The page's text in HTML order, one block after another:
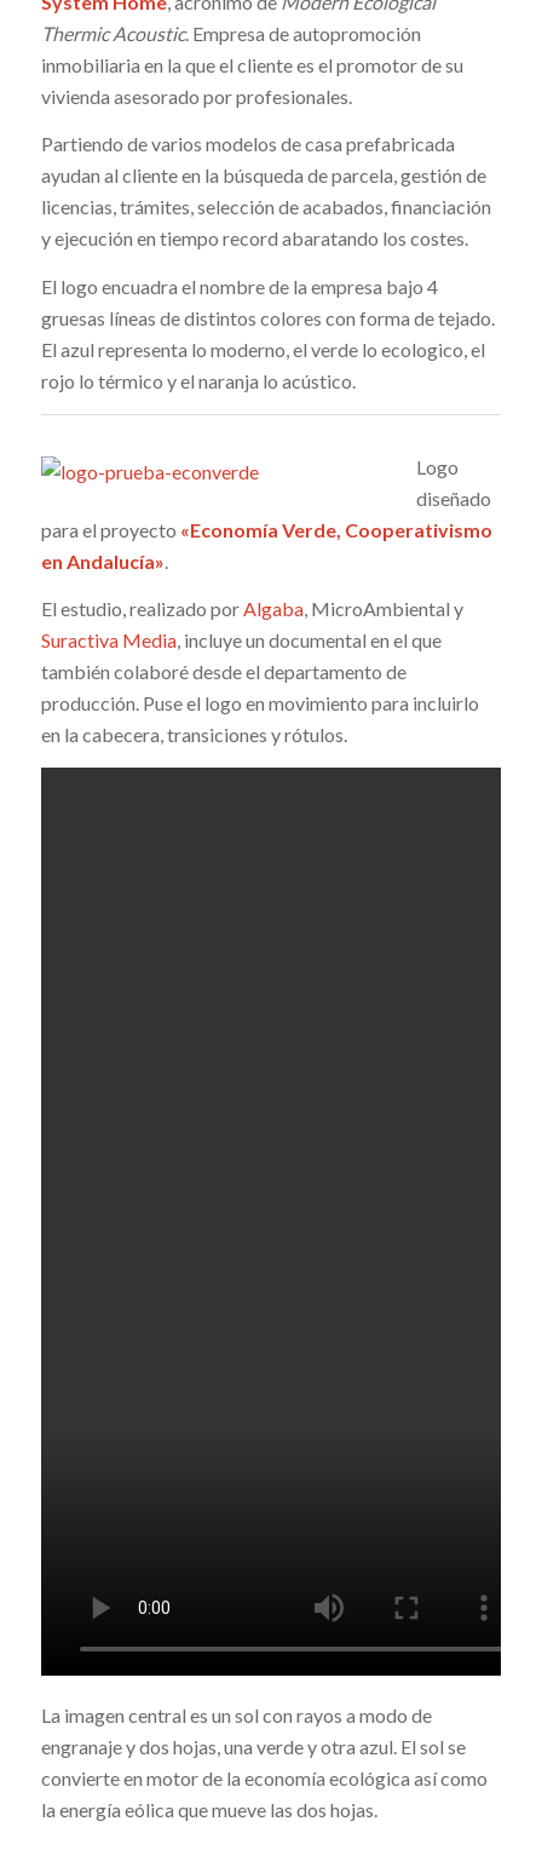
Thermic Acoustic. Empresa de autopromoción
inmobiliaria en la que el cliente es el promotor de su
vivienda asesorado por profesionales.
Partiendo de varios modelos de casa prefabricada
ayudan al cliente en la búsqueda de parcela, gestión de
licencias, trámites, selección de acabados, financiación
y ejecución en tiempo record abaratando los costes.
El logo encuadra el nombre de la empresa bajo 4
gruesas líneas de distintos colores con forma de tejado.
El azul representa lo moderno, el verde lo ecologico, el
rojo lo térmico y el naranja lo acústico.
Logo
diseñado
para el proyecto «Economía Verde, Cooperativismo
en Andalucía»
El estudio, realizado porAlgaba, MicroAmbiental y
Suractiva Media, incluye un documental en el que
también colaboré desde el departamento de
producción. Puse el logo en movimiento para incluirlo
en la cabecera, transiciones y rótulos.
La imagen central es un sol con rayos a modo de
engranaje y dos hojas, una verde y otra azul. El sol se
convierte en motor de la economía ecológica así como
la energía eólica que mueve las dos hojas.